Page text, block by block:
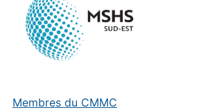
Membres du CMMC